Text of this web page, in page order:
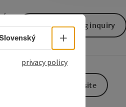
non-binding inquiry
To the website
Select language
privacy policy